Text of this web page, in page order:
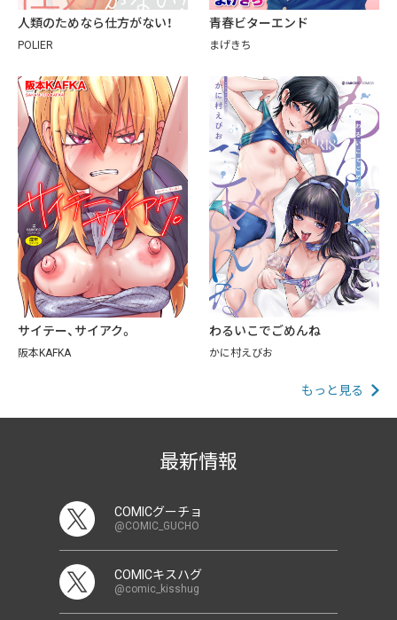
人類のためなら仕方がない！
POLIER
青春ビターエンド
まげきち
サイテー、サイアク。
阪本KAFKA
わるいこでごめんね
かに村えびお
もっと見る
最新情報
COMICグーチョ
@COMIC_GUCHO
COMICキスハグ
@comic_kisshug